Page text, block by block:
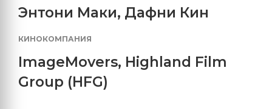
Энтони Маки, Дафни Кин
КИНОКОМПАНИЯ
ImageMovers, Highland Film
Group (HFG)